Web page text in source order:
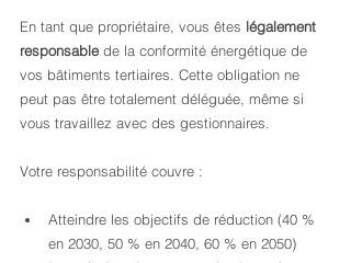
En tant que propriétaire, vous êtes légalement
responsable de la conformité énergétique de
vos bâtiments tertiaires. Cette obligation ne
peut pas être totalement déléguée, même si
vous travaillez avec des gestionnaires.
Votre responsabilité couvre :
Atteindre les objectifs de réduction (40 %
en 2030, 50 % en 2040, 60 % en 2050)